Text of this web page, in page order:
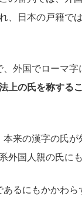
、日本の戸籍で
、外国でローマ字
上の氏を称する
来の漢字の氏が
国人親の氏にも
るにもかかわら